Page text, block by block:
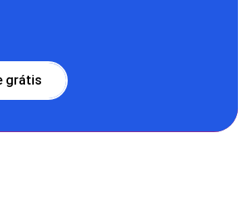
grátis